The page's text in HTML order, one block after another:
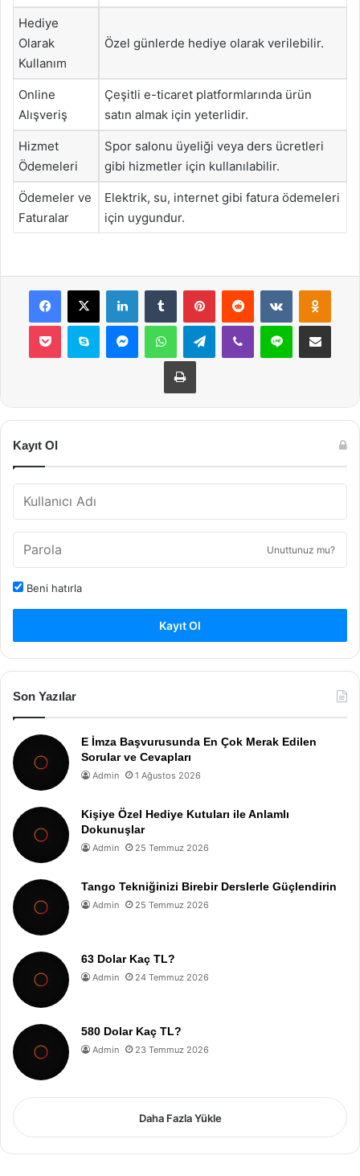
Hediye
Olarak
Kullanım
Özel günlerde hediye olarak verilebilir.
Online
Alışveriş
Çeşitli e-ticaret platformlarında ürün
satın almak için yeterlidir.
Hizmet
Ödemeleri
Spor salonu üyeliği veya ders ücretleri
gibi hizmetler için kullanılabilir.
Ödemeler ve
Faturalar
Elektrik, su, internet gibi fatura ödemeleri
için uygundur.
Facebook
X LinkedInTumblr PinterestReddit VKontakte
Pocket Skype MessengerWhatsAppTelegramViber Line E-Posta ile
Yazdır
Kayıt Ol
Unuttunuz mu?
Beni hatırla
Kayıt Ol
Son Yazılar
E İmza Başvurusunda En Çok Merak Edilen
Sorular ve Cevapları
Admin 1 Ağustos 2026
Kişiye Özel Hediye Kutuları ile Anlamlı
Dokunuşlar
Admin 25 Temmuz 2026
Tango Tekniğinizi Birebir Derslerle Güçlendirin
Admin 25 Temmuz 2026
63 Dolar Kaç TL?
Admin 24 Temmuz 2026
580 Dolar Kaç TL?
Admin 23 Temmuz 2026
Daha Fazla Yükle